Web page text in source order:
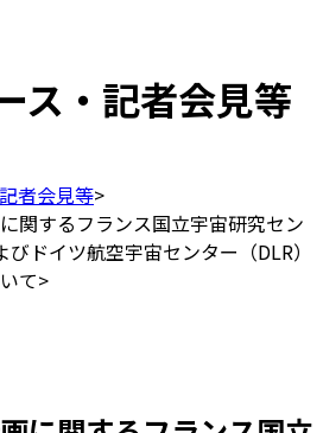
ス・記者会見等
者会見等>
関するフランス国立宇宙研究セン
びドイツ航空宇宙センター（DLR）
て>